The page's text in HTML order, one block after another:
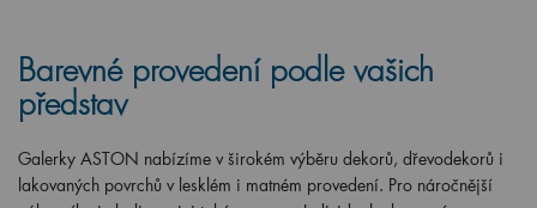
Barevné provedení podle vašich
představ
Galerky ASTON nabízíme v širokém výběru dekorů, dřevodekorů i
lakovaných povrchů v lesklém i matném provedení. Pro náročnější